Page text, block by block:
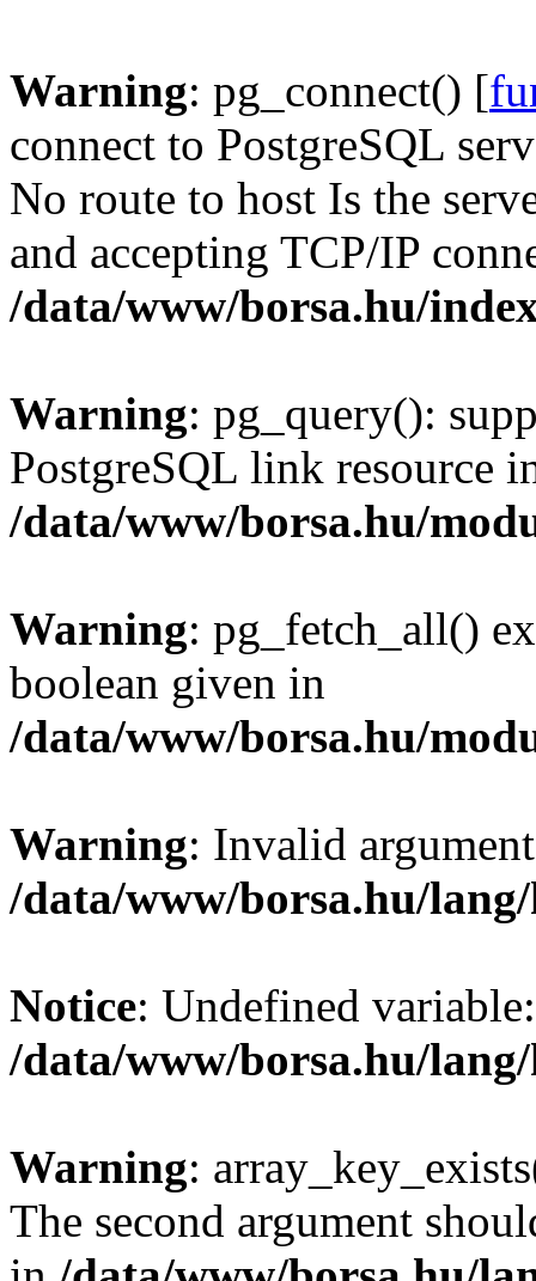
Warning: pg_connect() [
connect to PostgreSQL
No route to host Is the
and accepting TCP/IP
/data/www/borsa.hu/
Warning: pg_query():
PostgreSQL link resource
/data/www/borsa.hu/
Warning: pg_fetch_all()
boolean given in
/data/www/borsa.hu/
Warning: Invalid
/data/www/borsa.hu/
Notice: Undefined
/data/www/borsa.hu/
Warning:
The second argument